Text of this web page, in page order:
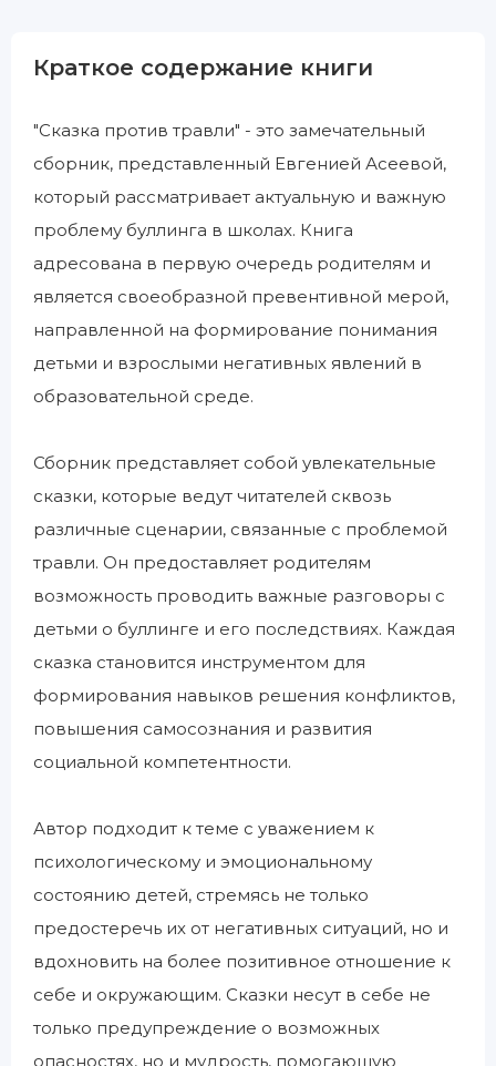
Краткое содержание книги
"Сказка против травли" - это замечательный
сборник, представленный Евгенией Асеевой,
который рассматривает актуальную и важную
проблему буллинга в школах. Книга
адресована в первую очередь родителям и
является своеобразной превентивной мерой,
направленной на формирование понимания
детьми и взрослыми негативных явлений в
образовательной среде.
Сборник представляет собой увлекательные
сказки, которые ведут читателей сквозь
различные сценарии, связанные с проблемой
травли. Он предоставляет родителям
возможность проводить важные разговоры с
детьми о буллинге и его последствиях. Каждая
сказка становится инструментом для
формирования навыков решения конфликтов,
повышения самосознания и развития
социальной компетентности.
Автор подходит к теме с уважением к
психологическому и эмоциональному
состоянию детей, стремясь не только
предостеречь их от негативных ситуаций, но и
вдохновить на более позитивное отношение к
себе и окружающим. Сказки несут в себе не
только предупреждение о возможных
опасностях, но и мудрость, помогающую